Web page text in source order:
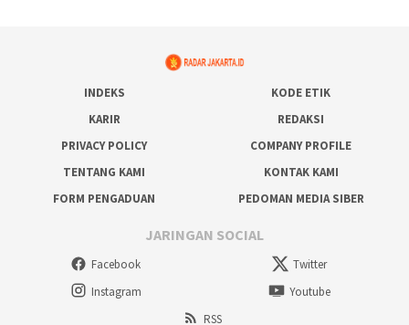
INDEKS
KODE ETIK
KARIR
REDAKSI
PRIVACY POLICY
COMPANY PROFILE
TENTANG KAMI
KONTAK KAMI
FORM PENGADUAN
PEDOMAN MEDIA SIBER
JARINGAN SOCIAL
Facebook
Twitter
Instagram
Youtube
RSS